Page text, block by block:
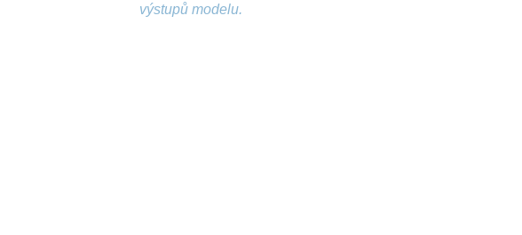
výstupů modelu.